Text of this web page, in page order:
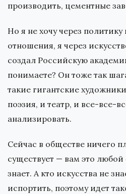
производить, цементные
Но я не хочу через политику
отношения, я через
создал Российскую
понимаете? Он тоже так
такие гигантские
поэзия, и театр, и все-все-
анализировать.
Сейчас в обществе ничего
существует — вам это любой
знает. А кто искусства не
испортить, поэтому идет